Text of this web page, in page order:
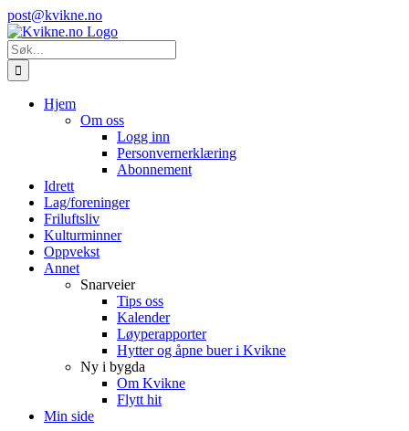
Skip
to
content
Instagram
E-
post
post@kvikne.no
Søk
etter:
Hjem
Om oss
Logg inn
Personvernerklæring
Abonnement
Idrett
Lag/foreninger
Friluftsliv
Kulturminner
Oppvekst
Annet
Snarveier
Tips oss
Kalender
Løyperapporter
Hytter og åpne buer i Kvikne
Ny i bygda
Om Kvikne
Flytt hit
Min side